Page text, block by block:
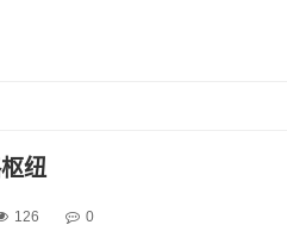
纽
126 0